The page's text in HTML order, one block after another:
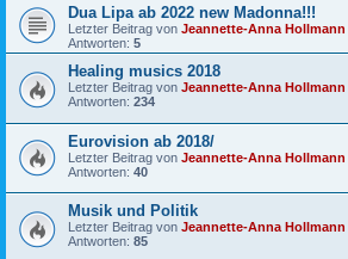
Dua Lipa ab 2022 new Madonna!!!
Letzter Beitrag von Jeannette-Anna Hollmann
Antworten: 5
Healing musics 2018
Letzter Beitrag von Jeannette-Anna Hollmann
Antworten: 234
Eurovision ab 2018/
Letzter Beitrag von Jeannette-Anna Hollmann
Antworten: 40
Musik und Politik
Letzter Beitrag von Jeannette-Anna Hollmann
Antworten: 85